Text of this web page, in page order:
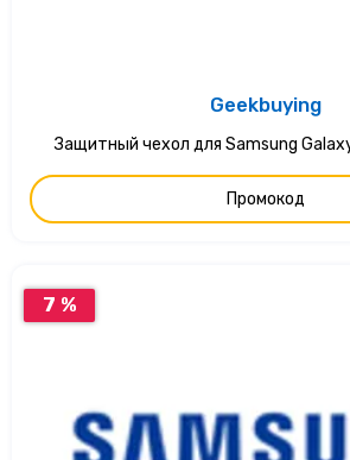
Geekbuying
Защитный чехол для Samsung
Промокод
7 %